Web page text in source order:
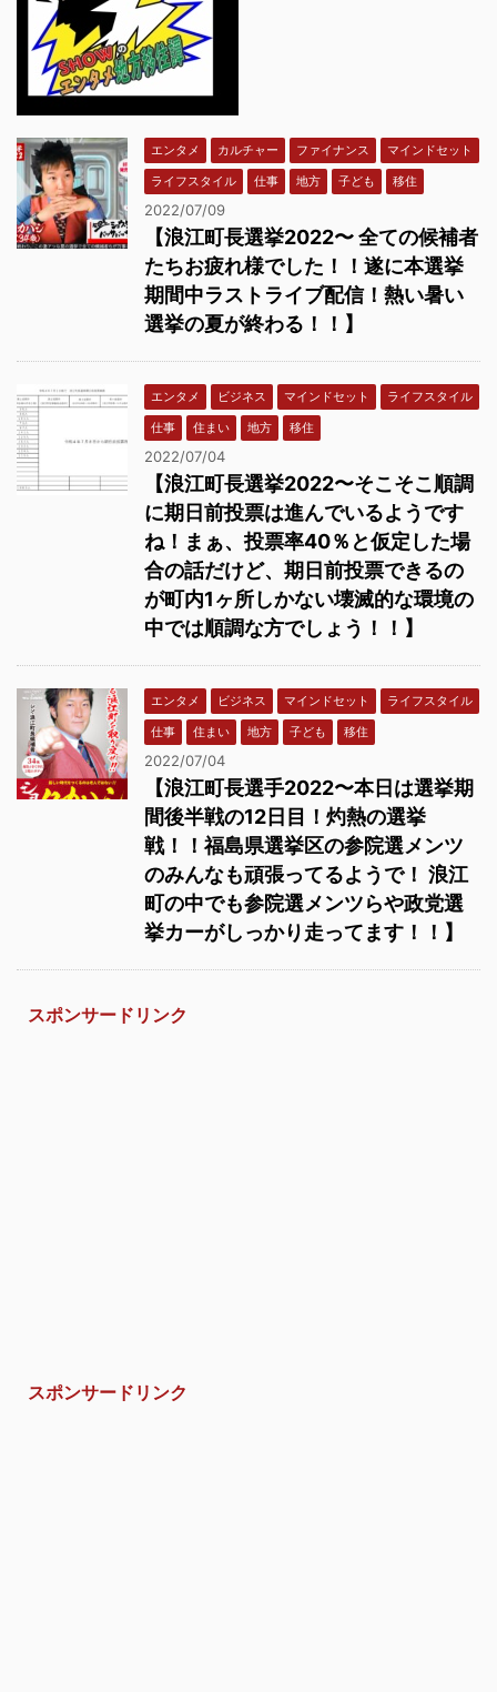
エンタメ カルチャー ファイナンス
マインドセット
ライフスタイル
仕事 地方 子ども 移住
2022/07/09
【浪江町長選挙2022〜 全ての候補者
たちお疲れ様でした！！遂に本選挙
期間中ラストライブ配信！熱い暑い
選挙の夏が終わる！！】
エンタメ ビジネス マインドセット
ライフスタイル
仕事
住まい 地方 移住
2022/07/04
【浪江町長選挙2022〜そこそこ順調
に期日前投票は進んでいるようです
ね！まぁ、投票率40％と仮定した場
合の話だけど、期日前投票できるの
が町内1ヶ所しかない壊滅的な環境の
中では順調な方でしょう！！】
エンタメ ビジネス マインドセット
ライフスタイル
仕事
住まい 地方 子ども 移住
2022/07/04
【浪江町長選手2022〜本日は選挙期
間後半戦の12日目！灼熱の選挙
戦！！福島県選挙区の参院選メンツ
のみんなも頑張ってるようで！ 浪江
町の中でも参院選メンツらや政党選
挙カーがしっかり走ってます！！】
スポンサードリンク
スポンサードリンク